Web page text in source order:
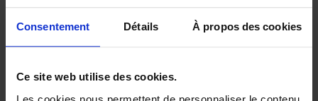
Consentement Détails À propos des cookies
Ce site web utilise des cookies.